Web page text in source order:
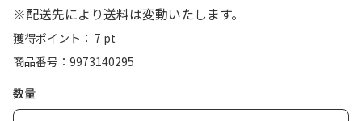
※配送先により送料は変動いたします。
獲得ポイント： 7 pt
商品番号
9973140295
数量